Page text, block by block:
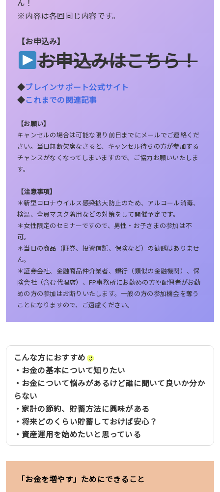
ん！
※内容は各回同じ内容です。
【お申込み】
お申込みはこちら！
◆ブレインサポート公式サイト
◆これまでの関連記事
【お願い】
キャンセルの場合は可能な限り前日までにメールでご連絡くだ
さい。当日無断欠席なさると、キャンセル待ちの方が参加する
チャンスがなくなってしまいますので、ご協力お願いいたしま
す。
【注意事項】
＊新型コロナウイルス感染拡大防止のため、アルコール消毒、
検温、全員マスク着用などの対策をして開催予定です。
＊女性限定のセミナーですので、男性・お子さまの参加は不
可。
＊当日の商品（証券、投資信託、保険など）の勧誘はありませ
ん。
＊証券会社、金融商品仲介業者、銀行（類似の金融機関）、保
険会社（含む代理店）、FP事務所にお勤めの方や配偶者がお勤
めの方の参加はお断りいたします。一般の方の参加機会を奪う
ことになりますので、ご遠慮ください。
こんな方におすすめ
・お金の基本について知りたい
・お金について悩みがあるけど誰に聞いて良いか分か
らない
・家計の節約、貯蓄方法に興味がある
・将来どのくらい貯蓄しておけば安心？
・資産運用を始めたいと思っている
「お金を増やす」ためにできること